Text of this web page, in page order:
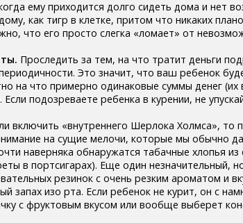
ему приходится долго сидеть дома и нет
как тигр в клетке, притом что никаких
что его просто слегка «ломает» от
Проследить за тем, на что тратит деньги
Это значит, что ваш ребенок
на что примерно одинаковые суммы денег (их
подозреваете ребенка в курении, не
включить «внутреннего Шерлока Холмса», то
на сущие мелочи, которые мы обычно
наверняка обнаружатся табачные хлопья из
в портсигарах). Еще один незначительный,
резинок с очень резким ароматом и
запах изо рта. Если ребенок не курит, он с
с фруктовым вкусом или вообще выберет